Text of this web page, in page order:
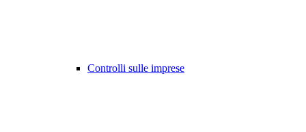
Controlli sulle imprese